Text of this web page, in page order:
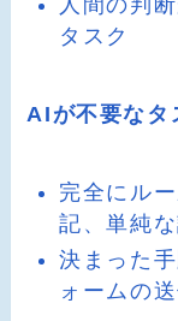
人間の判
タスク
AIが不要なタ
完全にル
記、単純な
決まった
ォームの送